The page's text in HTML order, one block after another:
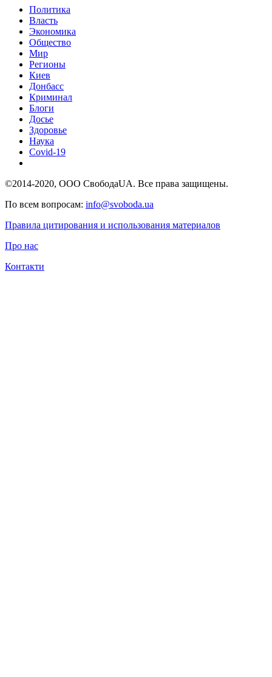
Политика
Власть
Экономика
Общество
Мир
Регионы
Киев
Донбасс
Криминал
Блоги
Досье
Здоровье
Наука
Covid-19
©2014-2020, ООО СвободаUA. Все права защищены.
По всем вопросам: info@svoboda.ua
Правила цитирования и использования материалов
Про нас
Контакти